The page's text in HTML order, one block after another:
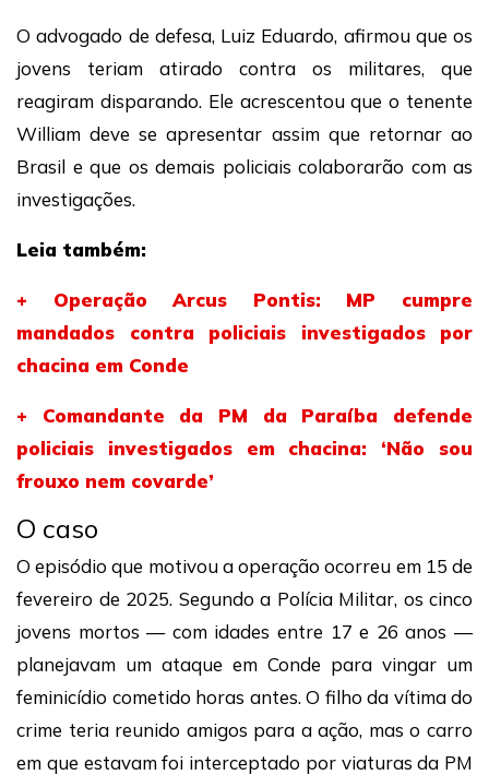
O advogado de defesa, Luiz Eduardo, afirmou que os
jovens teriam atirado contra os militares, que
reagiram disparando. Ele acrescentou que o tenente
William deve se apresentar assim que retornar ao
Brasil e que os demais policiais colaborarão com as
investigações.
Leia também:
+ Operação Arcus Pontis: MP cumpre
mandados contra policiais investigados por
chacina em Conde
+ Comandante da PM da Paraíba defende
policiais investigados em chacina: ‘Não sou
frouxo nem covarde’
O caso
O episódio que motivou a operação ocorreu em 15 de
fevereiro de 2025. Segundo a Polícia Militar, os cinco
jovens mortos — com idades entre 17 e 26 anos —
planejavam um ataque em Conde para vingar um
feminicídio cometido horas antes. O filho da vítima do
crime teria reunido amigos para a ação, mas o carro
em que estavam foi interceptado por viaturas da PM